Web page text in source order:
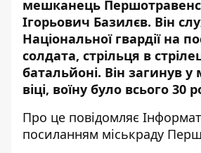
мешканець
Ігорьович Базилєв. Він
Національної гвардії на
солдата, стрільця в
батальйоні. Він загинув
віці, воїну було всього 30
Про це повідомляє
посиланням міськраду